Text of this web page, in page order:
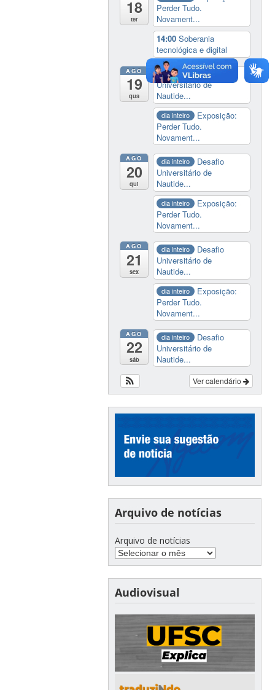
18
ter
Perder Tudo.
Novament...
14:00Soberania
tecnológica e digital
AGO
19
qua
dia inteiro
Desafio
Universitário de
Nautide...
dia inteiro
Exposição:
Perder Tudo.
Novament...
AGO
20
qui
dia inteiro
Desafio
Universitário de
Nautide...
dia inteiro
Exposição:
Perder Tudo.
Novament...
AGO
21
sex
dia inteiro
Desafio
Universitário de
Nautide...
dia inteiro
Exposição:
Perder Tudo.
Novament...
AGO
22
sáb
dia inteiro
Desafio
Universitário de
Nautide...
Ver calendário
Arquivo de notícias
Arquivo de notícias
Audiovisual